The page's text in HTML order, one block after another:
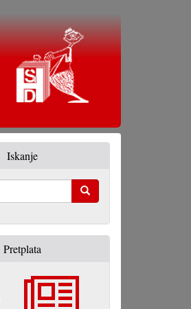
Iskanje
Pretplata